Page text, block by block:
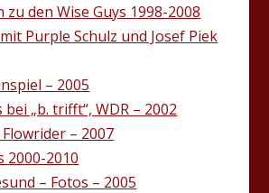
den Wise Guys 1998-2008
Purple Schulz und Josef Piek
– 2005
bei „b. trifft“, WDR – 2002
– 2007
2000-2010
– Fotos – 2005